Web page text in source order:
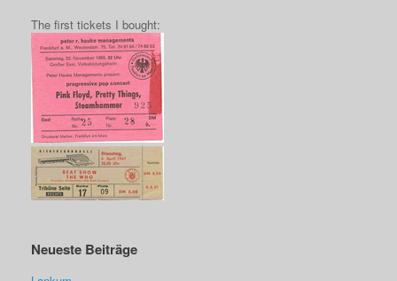
The first tickets I bought:
Neueste Beiträge